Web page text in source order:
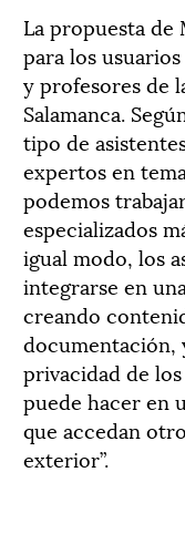
La propuesta de
para los
y profesores de
Salamanca.
tipo de
expertos en
podemos
especializados
igual modo, los
integrarse en
creando
documentación,
privacidad de
puede hacer en
que accedan
exterior”.